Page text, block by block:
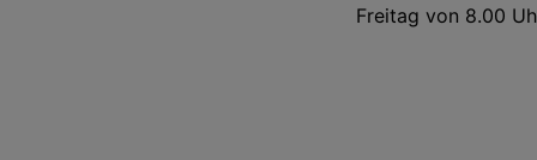
Freitag von 8.00